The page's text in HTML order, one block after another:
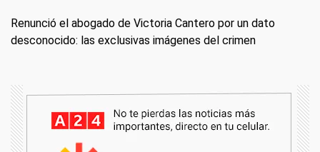
Renunció el abogado de Victoria Cantero por un dato
desconocido: las exclusivas imágenes del crimen